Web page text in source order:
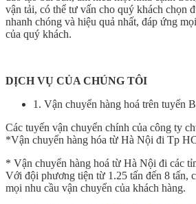
vận tải, có thể tư vấn cho quý khách chọn
nhanh chóng và hiệu quả nhất, đáp ứng
của quý khách.
DỊCH VỤ CỦA CHÚNG TÔI
1. Vận chuyển hàng hoá trên tuyến
Các tuyến vận chuyển chính của công ty
*Vận chuyển hàng hóa từ Hà Nội đi Tp
* Vận chuyển hàng hoá từ Hà Nội đi các
Với đội phương tiện từ 1.25 tấn đến 8 tấn,
mọi nhu cầu vận chuyển của khách hàng.